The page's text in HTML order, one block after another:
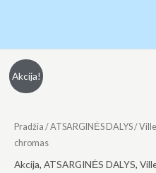
Akcija!
Pradžia /ATSARGINĖS DALYS/
chromas
Akcija, ATSARGINĖS DALYS,
was:
€83.00.
is:
€35.00.
produkto
kiekis:
&
Boch
fiksuotų
vyrių
rinkinys,